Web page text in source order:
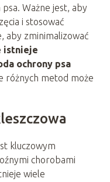
Ważne jest, aby
i stosować
aby zminimalizować
istnieje
ochrony psa
różnych metod może
kluczowym
chorobami
wiele